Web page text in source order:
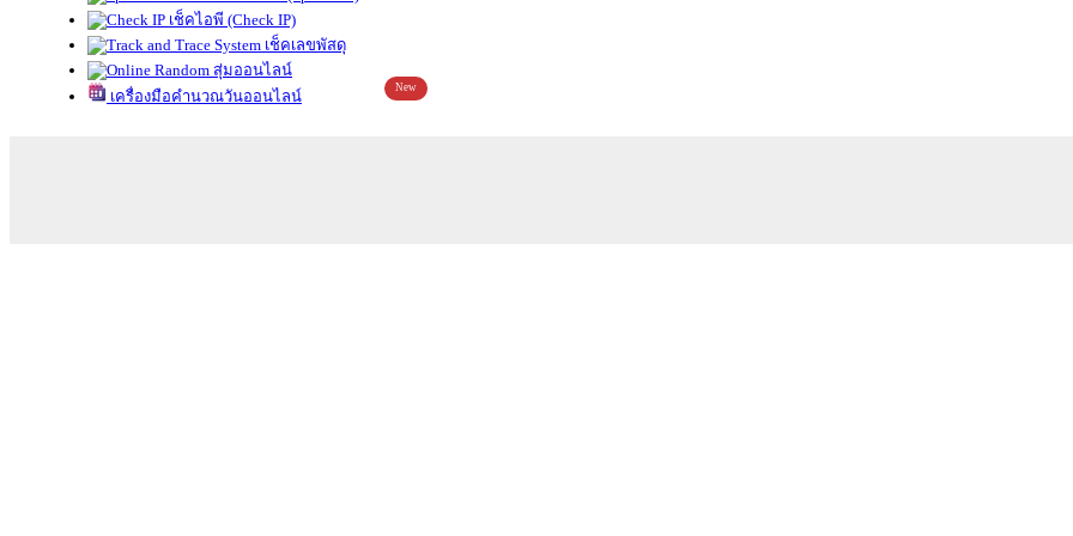
เช็คไอพี (Check IP)
เช็คเลขพัสดุ
สุ่มออนไลน์
เครื่องมือคำนวณวันออนไลน์
New